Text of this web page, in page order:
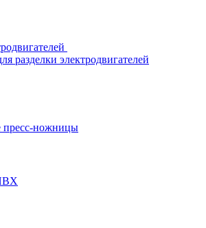
разделки электродвигателей
пресс-ножницы